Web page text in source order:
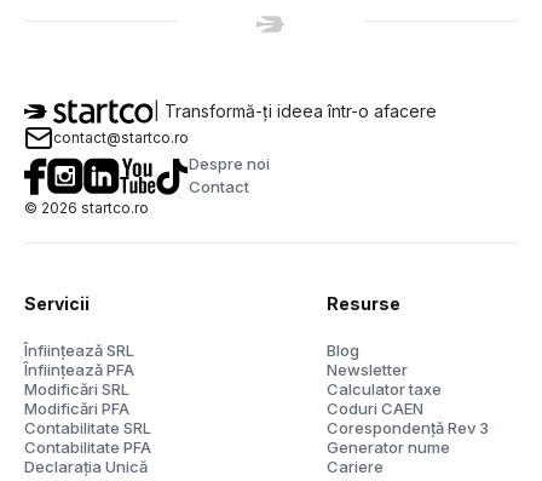
| Transformă-ți ideea într-o afacere
contact@startco.ro
Despre noi
Contact
© 2026 startco.ro
Servicii
Înființează SRL
Înființează PFA
Modificări SRL
Modificări PFA
Contabilitate SRL
Contabilitate PFA
Declarația Unică
Resurse
Blog
Newsletter
Calculator taxe
Coduri CAEN
Corespondență Rev 3
Generator nume
Cariere